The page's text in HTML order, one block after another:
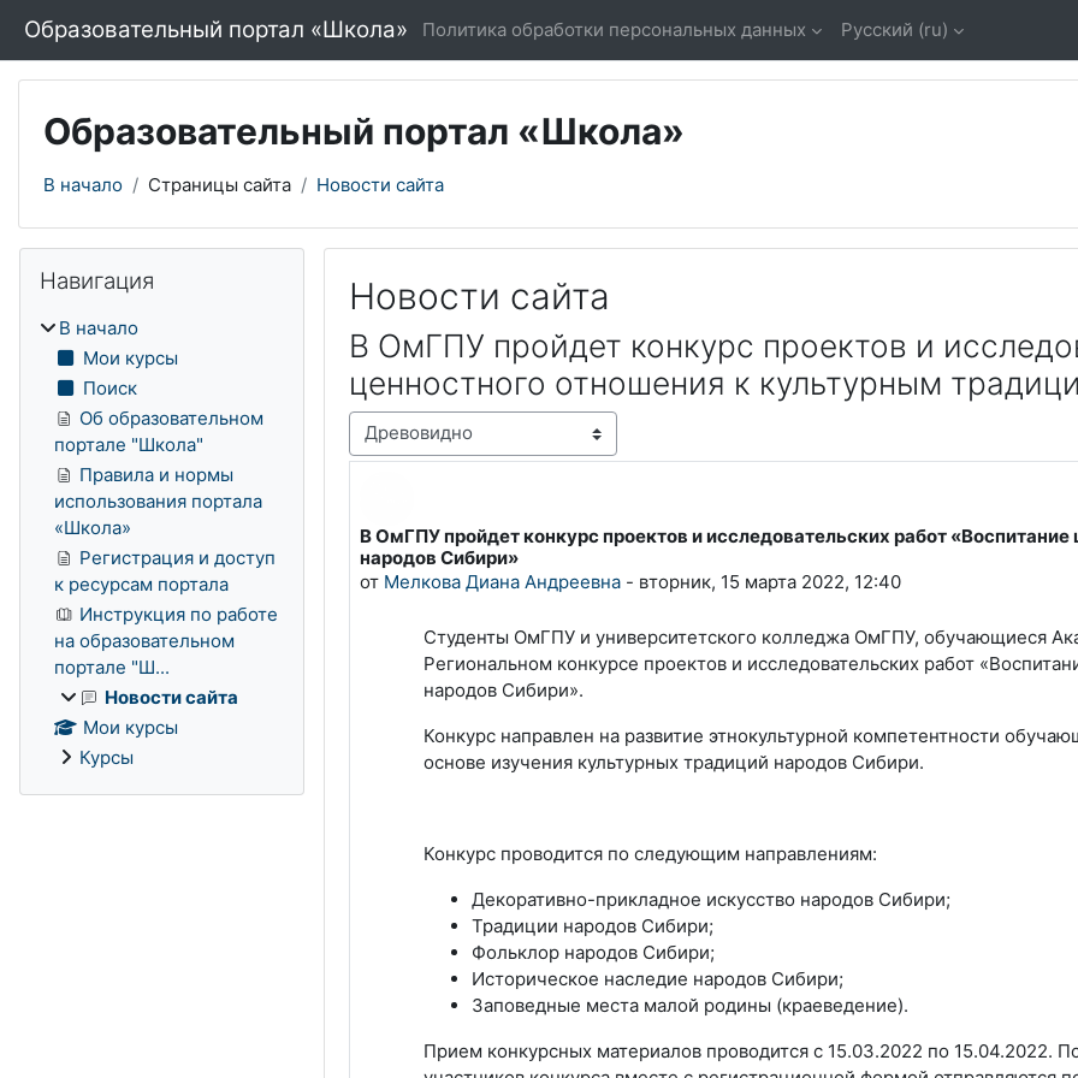
Образовательный портал «Школа» Политика обработки персональных данных Русский ‎(ru)‎
Образовательный портал «Школа»
В начало Страницы сайта Новости сайта
Новости сайта
В ОмГПУ пройдет конкурс проектов и
ценностного отношения к культурным
Режим отображения
В ОмГПУ пройдет конкурс проектов и исследовательских работ
народов Сибири»
от Мелкова Диана Андреевна- вторник, 15 марта 2022, 12:40
Количество ответов: 0
Студенты ОмГПУ и университетского колледжа ОмГПУ, обучающиеся
Региональном конкурсе проектов и исследовательских работ
народов Сибири».
Конкурс направлен на развитие этнокультурной компетентности
основе изучения культурных традиций народов Сибири.
Конкурс проводится по следующим направлениям:
Декоративно-прикладное искусство народов Сибири;
Традиции народов Сибири;
Фольклор народов Сибири;
Историческое наследие народов Сибири;
Заповедные места малой родины (краеведение).
Прием конкурсных материалов проводится с 15.03.2022 по 15.04.2022.
Блоки
Навигация
В начало
Мои курсы
Поиск
Об образовательном
портале "Школа"
Правила и нормы
использования портала
«Школа»
Регистрация и доступ
к ресурсам портала
Инструкция по работе
на образовательном
портале "Ш...
Новости сайта
Мои курсы
Курсы